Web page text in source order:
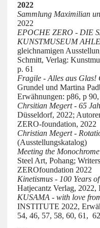
2022
Sammlung Maximilian
2022
EPOCHE ZERO - DIE
KUNSTMUSEUM
gleichnamigen
Schmitt, Verlag:
p. 61
Fragile - Alles aus Glas!
Grundel und Martina
Erwähnungen: p86, p
Chrsitian Megert - 65
Düsseldorf, 2022;
ZERO-foundation, 2022
Christian Megert -
(Ausstellungskatalog)
Meeting the
Steel Art, Pohang;
ZEROfoundation 2022
Kinetismus - 100 Years
Hatjecantz Verlag,
KUSAMA - with love
INSTITUTE 2022,
54, 46, 57, 58, 60, 61,